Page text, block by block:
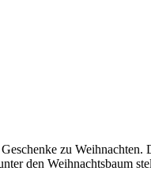
zu Weihnachten.
den Weihnachtsbaum